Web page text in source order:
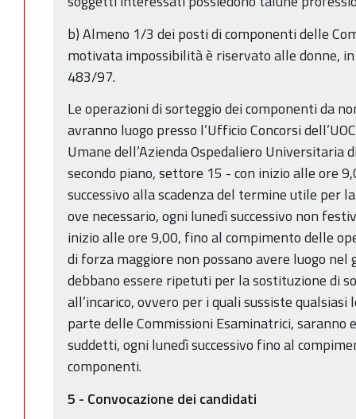
b) Almeno 1/3 dei posti di componenti delle
motivata impossibilità è riservato alle donne,
483/97.
Le operazioni di sorteggio dei componenti da
avranno luogo presso l’Ufficio Concorsi
Umane dell’Azienda Ospedaliero Universitaria
secondo piano, settore 15 - con inizio alle ore
successivo alla scadenza del termine utile per
ove necessario, ogni lunedì successivo non
inizio alle ore 9,00, fino al compimento delle
di forza maggiore non possano avere luogo nel
debbano essere ripetuti per la sostituzione di
all’incarico, ovvero per i quali sussiste
parte delle Commissioni Esaminatrici,
suddetti, ogni lunedì successivo fino al
componenti.
5 - Convocazione dei candidati